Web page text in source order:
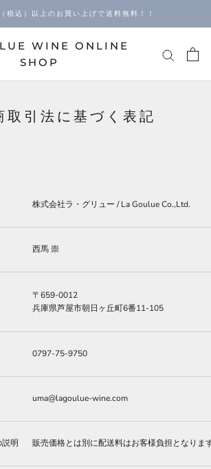
込）以上のお買い上げで送料無料！！
WINE ONLINE
SHOP
取引法に基づく表記
株式会社ラ・グリュー / La Goulue Co.,Ltd.
西馬 崇
〒659-0012
兵庫県芦屋市朝日ヶ丘町6番11-105
0797-75-9750
uma@lagoulue-wine.com
明 販売価格とは別に配送料はお客様負担となりま